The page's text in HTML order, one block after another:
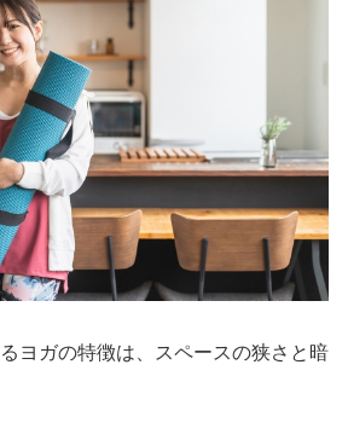
ヨガの特徴は、スペースの狭さと暗